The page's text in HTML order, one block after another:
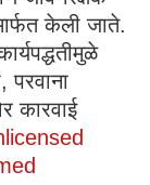
केली जाते.
परवाना
कारवाई